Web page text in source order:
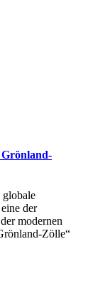
Grönland-
globale
der
modernen
Zölle“